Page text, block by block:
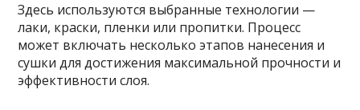
Здесь используются выбранные технологии —
лаки, краски, пленки или пропитки. Процесс
может включать несколько этапов нанесения и
сушки для достижения максимальной прочности и
эффективности слоя.